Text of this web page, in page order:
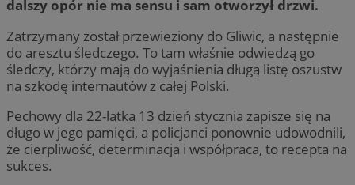
dalszy opór nie ma sensu i sam otworzył drzwi.
Zatrzymany został przewieziony do Gliwic, a następnie
do aresztu śledczego. To tam właśnie odwiedzą go
śledczy, którzy mają do wyjaśnienia długą listę oszustw
na szkodę internautów z całej Polski.
Pechowy dla 22-latka 13 dzień stycznia zapisze się na
długo w jego pamięci, a policjanci ponownie udowodnili,
że cierpliwość, determinacja i współpraca, to recepta na
sukces.